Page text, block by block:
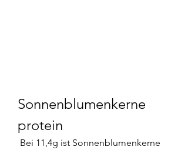
Sonnenblumenkerne
protein